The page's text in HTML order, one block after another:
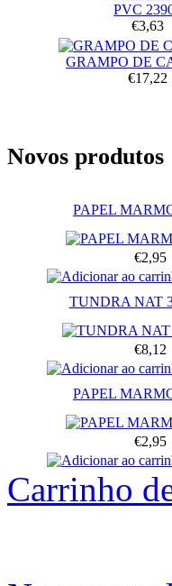
PVC
€3,63
GRAMPO DE
€17,22
Novos produtos
PAPEL
€2,95
TUNDRA NAT
€8,12
PAPEL
€2,95
Carrinho